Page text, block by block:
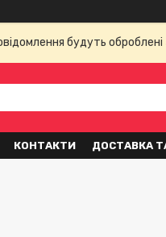
будуть
КОНТАКТИ ДОСТАВКА